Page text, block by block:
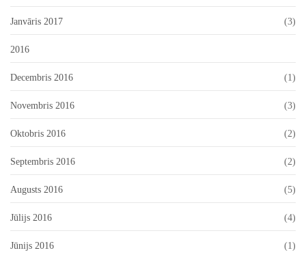
Janvāris 2017 (3)
2016
Decembris 2016 (1)
Novembris 2016 (3)
Oktobris 2016 (2)
Septembris 2016 (2)
Augusts 2016 (5)
Jūlijs 2016 (4)
Jūnijs 2016 (1)